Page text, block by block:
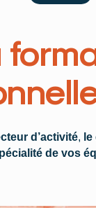
d’activité,
de vos